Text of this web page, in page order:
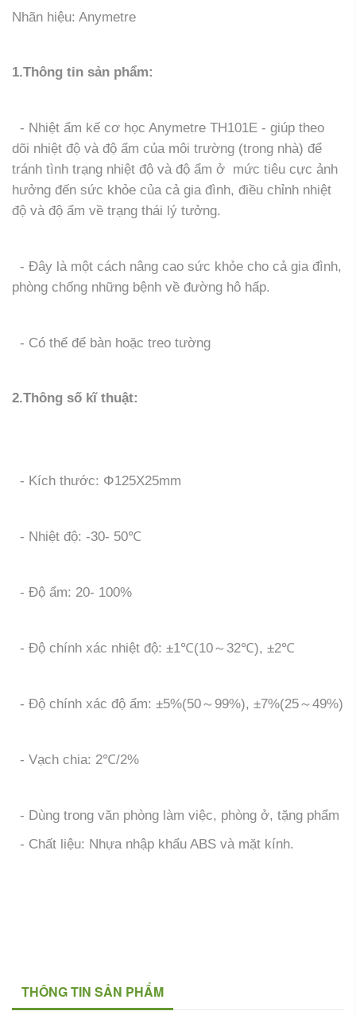
Nhãn hiệu: Anymetre
1.Thông tin sản phẩm:
- Nhiệt ẩm kế cơ học Anymetre TH101E - giúp theo
dõi nhiệt độ và độ ẩm của môi trường (trong nhà) để
tránh tình trạng nhiệt độ và độ ẩm ở mức tiêu cực ảnh
hưởng đến sức khỏe của cả gia đình, điều chỉnh nhiệt
độ và độ ẩm về trạng thái lý tưởng.
- Đây là một cách nâng cao sức khỏe cho cả gia đình,
phòng chống những bệnh về đường hô hấp.
- Có thể để bàn hoặc treo tường
2.Thông số kĩ thuật:
- Kích thước: Φ125X25mm
- Nhiệt độ: -30- 50℃
- Độ ẩm: 20- 100%
- Độ chính xác nhiệt độ: ±1℃(10～32℃), ±2℃
- Độ chính xác độ ẩm: ±5%(50～99%), ±7%(25～49%)
- Vạch chia: 2℃/2%
- Dùng trong văn phòng làm việc, phòng ở, tặng phẩm
- Chất liệu: Nhựa nhập khẩu ABS và mặt kính.
THÔNG TIN SẢN PHẨM